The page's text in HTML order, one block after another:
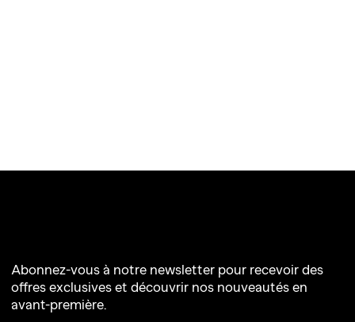
Abonnez-vous à notre newsletter pour recevoir des
offres exclusives et découvrir nos nouveautés en
avant-première.